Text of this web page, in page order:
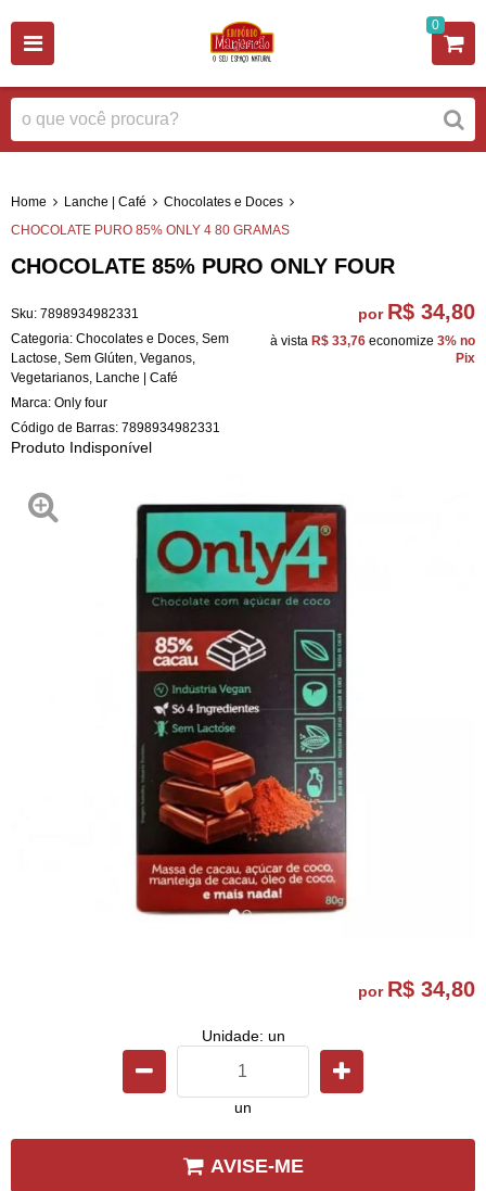
0
Home Lanche | Café
Chocolates e Doces
CHOCOLATE PURO 85% ONLY 4 80 GRAMAS
CHOCOLATE 85% PURO ONLY FOUR
Sku: 7898934982331
Categoria: Chocolates e Doces Sem
Lactose Sem Glúten Veganos
Vegetarianos Lanche | Café
Marca: Only four
Código de Barras: 7898934982331
Produto Indisponível
por R$ 34,80
à vista R$ 33,76 economize 3% no
Pix
por R$ 34,80
Unidade: un
un
AVISE-ME